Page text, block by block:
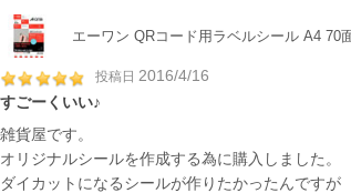
エーワン QRコード用ラベルシール A4 70
投稿日 2016/4/16
すごーくいい♪
雑貨屋です。
オリジナルシールを作成する為に購入しました。
ダイカットになるシールが作りたかったんです